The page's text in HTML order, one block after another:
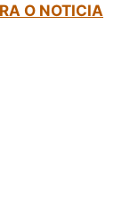
O NOTICIA